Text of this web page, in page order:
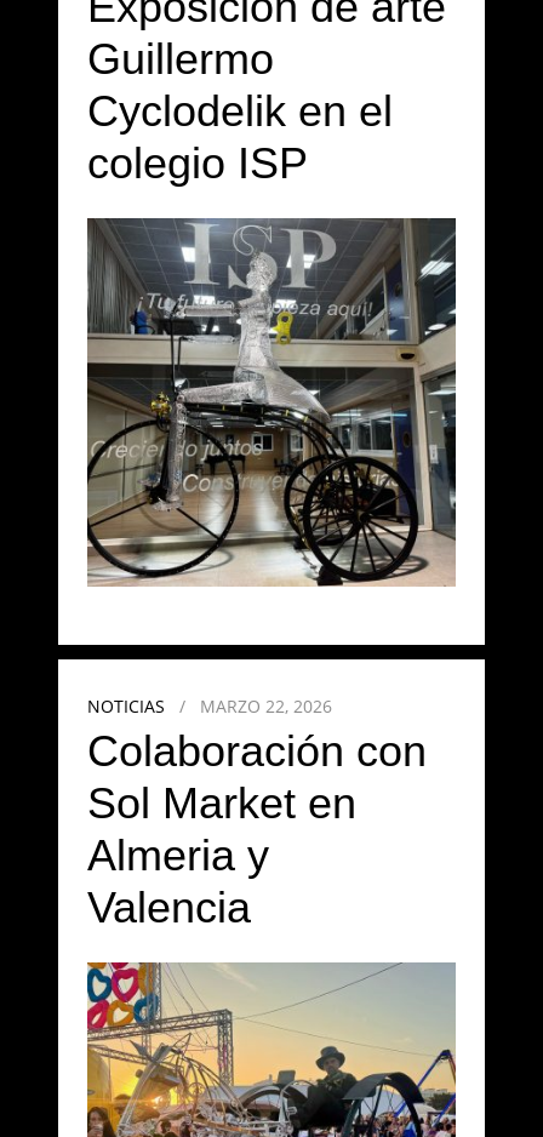
Guillermo
Cyclodelik en el
colegio ISP
NOTICIAS / MARZO 22, 2026
Colaboración con
Sol Market en
Almeria y
Valencia